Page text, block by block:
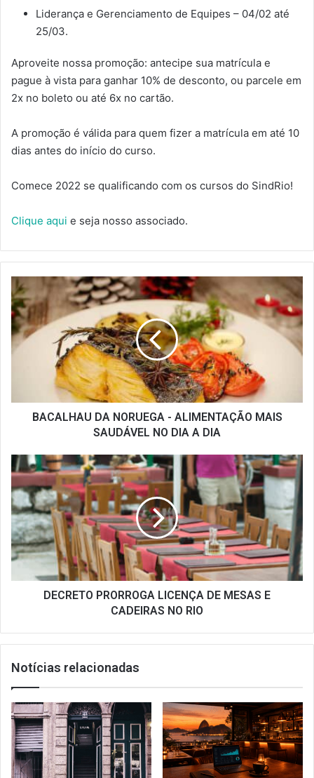
Liderança e Gerenciamento de Equipes – 04/02 até
25/03.
Aproveite nossa promoção: antecipe sua matrícula e
pague à vista para ganhar 10% de desconto, ou parcele em
2x no boleto ou até 6x no cartão.
A promoção é válida para quem fizer a matrícula em até 10
dias antes do início do curso.
Comece 2022 se qualificando com os cursos do SindRio!
Clique aqui e seja nosso associado.
BACALHAU
DA
NORUEGA
-
ALIMENTAÇÃO
MAIS
SAUDÁVEL
DIA
BACALHAU DA NORUEGA - ALIMENTAÇÃO MAIS
SAUDÁVEL NO DIA A DIA
DECRETO
PRORROGA
LICENÇA
DE
MESAS
E
CADEIRAS
NO
RIO
DECRETO PRORROGA LICENÇA DE MESAS E
CADEIRAS NO RIO
Notícias relacionadas